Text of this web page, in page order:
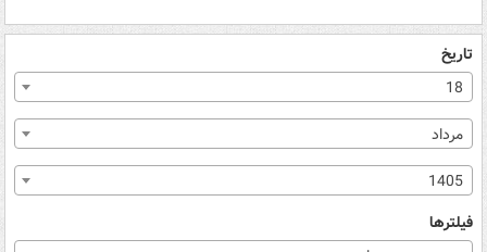
تاریخ
18
مرداد
1405
فیلترها